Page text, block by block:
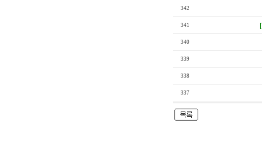
342
341
340
339
338
337